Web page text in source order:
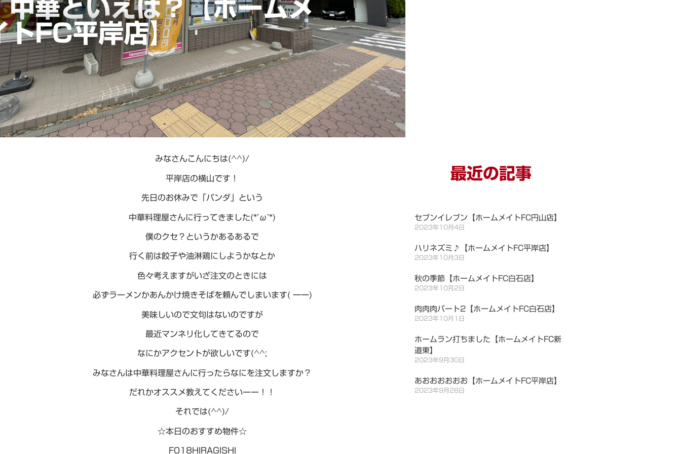
中華といえば？【ホームメ
トFC平岸店】
みなさんこんにちは(^^)/
平岸店の横山です！
先日のお休みで「パンダ」という
中華料理屋さんに行ってきました(*’ω’*)
僕のクセ？というかあるあるで
行く前は餃子や油淋鶏にしようかなとか
色々考えますがいざ注文のときには
必ずラーメンかあんかけ焼きそばを頼んでしまいます( 一一)
美味しいので文句はないのですが
最近マンネリ化してきてるので
なにかアクセントが欲しいです(^^;
みなさんは中華料理屋さんに行ったらなにを注文しますか？
だれかオススメ教えてくださいーー！！
それでは(^^)/
☆本日のおすすめ物件☆
F018HIRAGISHI
最近の記事
セブンイレブン【ホームメイトFC円山店】
2023年10月4日
ハリネズミ♪【ホームメイトFC平岸店】
2023年10月3日
秋の季節【ホームメイトFC白石店】
2023年10月2日
肉肉肉パート2【ホームメイトFC白石店】
2023年10月1日
ホームラン打ちました【ホームメイトFC新
道東】
2023年9月30日
あおおおおおお【ホームメイトFC平岸店】
2023年9月28日